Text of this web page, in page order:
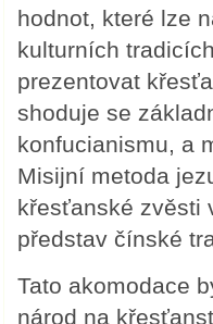
hodnot, které lze
kulturních
prezentovat
shoduje se
konfucianismu, a
Misijní metoda
křesťanské zvěsti
představ čínské
Tato akomodace
národ na